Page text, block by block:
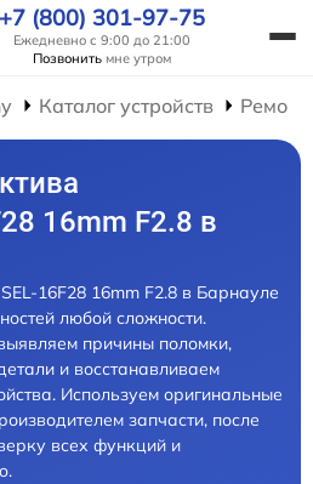
+7 (800) 301-97-75
Ежедневно с 9:00 до 21:00
Позвонить мне утром
Каталог устройств
16mm F2.8 в
16F28 16mm F2.8 в Барнауле
любой сложности.
причины поломки,
и восстанавливаем
Используем оригинальные
запчасти, после
всех функций и